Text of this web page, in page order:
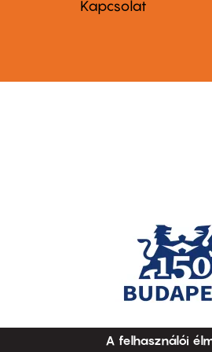
menu
Kapcsolat
other
A felhasználói